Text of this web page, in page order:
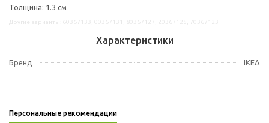
Толщина: 1.3 см
Характеристики
Бренд IKEA
Персональные рекомендации